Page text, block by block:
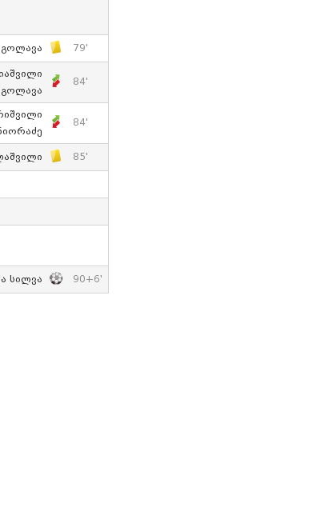
79'
84'
84'
85'
Სილვა 90+6'